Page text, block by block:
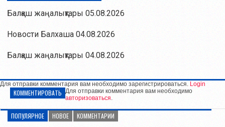
Балқаш жаңалықтары 05.08.2026
Новости Балхаша 04.08.2026
Балқаш жаңалықтары 04.08.2026
Для отправки комментария вам необходимо зарегистрироваться. Login
КОММЕНТИРОВАТЬ Для отправки комментария вам необходимо
авторизоваться.
ПОПУЛЯРНОЕ НОВОЕ КОММЕНТАРИИ